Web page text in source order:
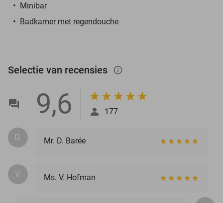
Minibar
Badkamer met regendouche
Selectie van recensies info_outlined
9,6 177
D. Mr. D. Barée
V. Ms. V. Hofman